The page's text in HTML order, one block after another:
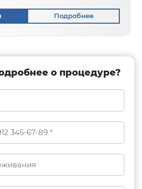
Подробнее
о процедуре?